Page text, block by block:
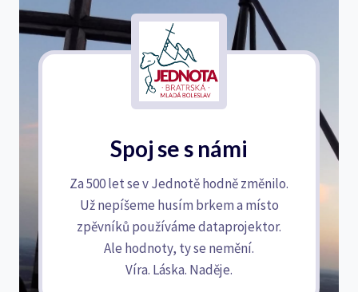
Spoj se s námi
Za 500 let se v Jednotě hodně změnilo.
Už nepíšeme husím brkem a místo
zpěvníků používáme dataprojektor.
Ale hodnoty, ty se nemění.
Víra. Láska. Naděje.